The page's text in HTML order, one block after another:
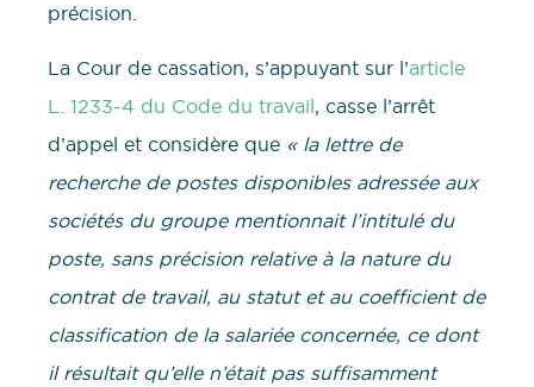
précision.
La Cour de cassation, s’appuyant sur l’article
L. 1233-4 du Code du travail, casse l’arrêt
d’appel et considère que « la lettre de
recherche de postes disponibles adressée aux
sociétés du groupe mentionnait l’intitulé du
poste, sans précision relative à la nature du
contrat de travail, au statut et au coefficient de
classification de la salariée concernée, ce dont
il résultait qu’elle n’était pas suffisamment